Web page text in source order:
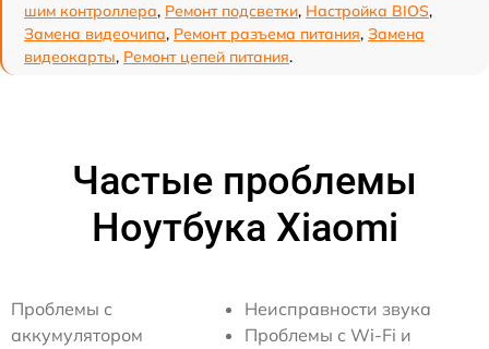
шим контроллера, Ремонт подсветки, Настройка BIOS,
Замена видеочипа, Ремонт разъема питания, Замена
видеокарты, Ремонт цепей питания.
Частые проблемы
Ноутбука Xiaomi
Проблемы с
аккумулятором
Неисправности звука
Проблемы с Wi-Fi и